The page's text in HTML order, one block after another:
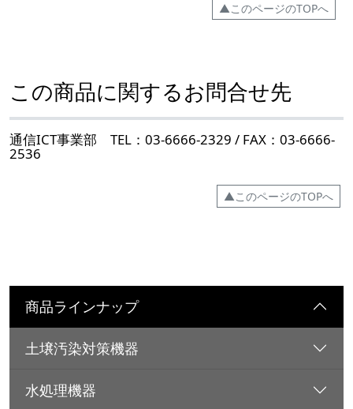
▲このページのTOPへ
この商品に関するお問合せ先
通信ICT事業部 TEL：03-6666-2329 / FAX：03-6666-
2536
▲このページのTOPへ
商品ラインナップ
土壌汚染対策機器
水処理機器